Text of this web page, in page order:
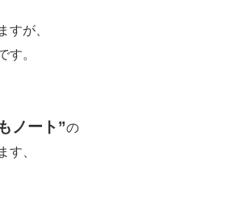
すが、
す。
ノート”の
す、